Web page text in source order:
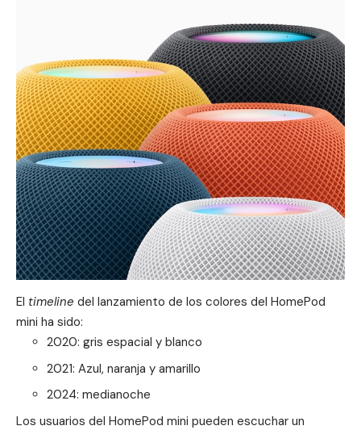
El timeline del lanzamiento de los colores del HomePod
mini ha sido:
2020: gris espacial y blanco
2021: Azul, naranja y amarillo
2024: medianoche
Los usuarios del HomePod mini pueden escuchar un